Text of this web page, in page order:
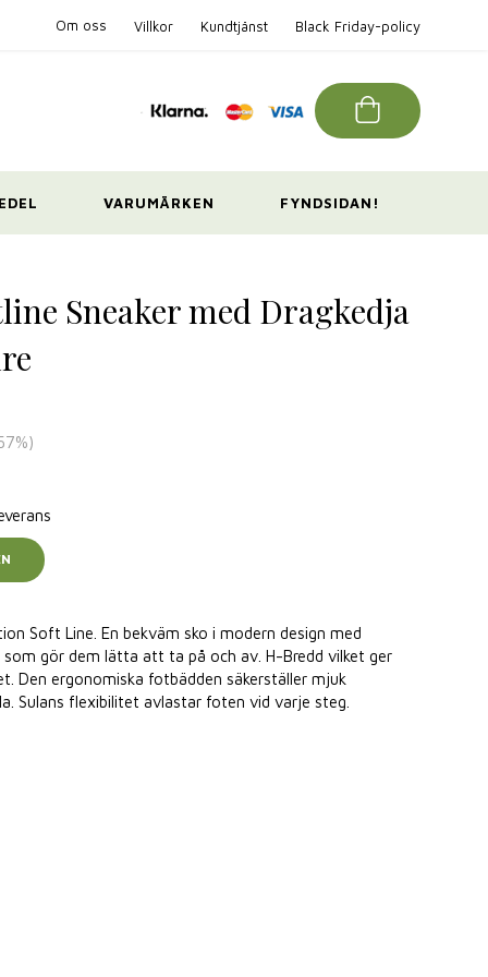
Om oss Villkor Kundtjänst Black Friday-policy
VARUMÄRKEN FYNDSIDAN!
Sneaker med Dragkedja
%)
Soft Line. En bekväm sko i modern design med
som gör dem lätta att ta på och av. H-Bredd vilket ger
Den ergonomiska fotbädden säkerställer mjuk
Sulans flexibilitet avlastar foten vid varje steg.